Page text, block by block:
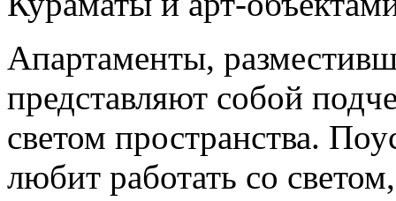
Апартаменты,
представляют собой
светом пространства.
любит работать со